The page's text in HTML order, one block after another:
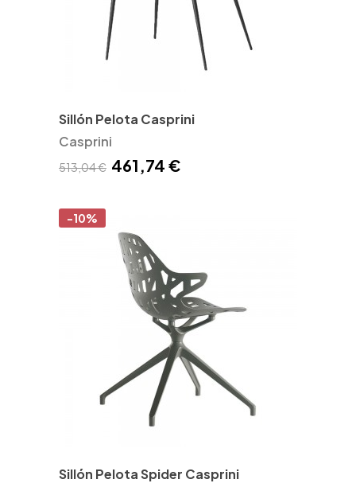
Sillón Pelota Casprini
Casprini
513,04 € 461,74 €
-10%
Sillón Pelota Spider Casprini